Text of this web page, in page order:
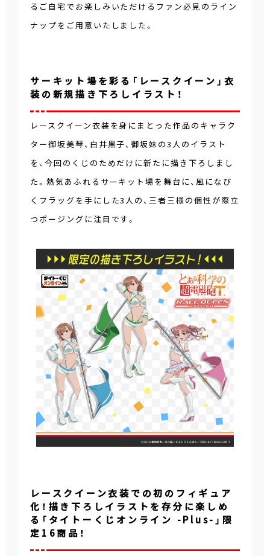
るご自宅でお楽しみいただけるファン必見のライン
ナップをご用意いたしました。
サーキット場を彩る「レースクイーン」衣
装の新規描き下ろしイラスト！
レースクイーン衣装を身にまとった作品のキャラク
ター御坂美琴、白井黒子、御坂妹の3人のイラスト
を、今回のくじのためだけに新たに描き下ろしまし
た。熱気あふれるサーキット場を舞台に、風になび
くフラッグを手にした3人の、三者三様の個性が際立
つポージングに注目です。
レースクイーン衣装での初のフィギュア
化！描き下ろしイラストを存分に楽しめ
る「タイトーくじオンライン -Plus-」限
定16商品！